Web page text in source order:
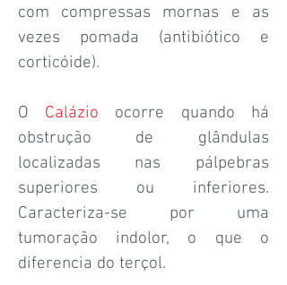
com compressas mornas e as
vezes pomada (antibiótico e
corticóide).
O Calázio ocorre quando há
obstrução de glândulas
localizadas nas pálpebras
superiores ou inferiores.
Caracteriza-se por uma
tumoração indolor, o que o
diferencia do terçol.